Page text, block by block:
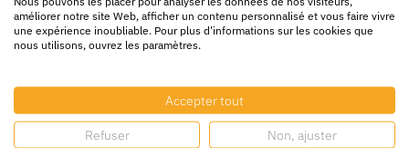
Dès 250€ HT d’achat
Destockage
Besoin d'aide ?
Un service client à votre écoute
améliorer notre site Web, afficher un contenu personnalisé et vous faire vivre
une expérience inoubliable. Pour plus d'informations sur les cookies que
nous utilisons, ouvrez les paramètres.
Accepter tout
Refuser Non, ajuster